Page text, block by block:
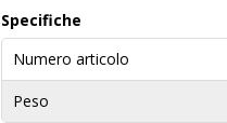
Specifiche
Numero articolo
Peso